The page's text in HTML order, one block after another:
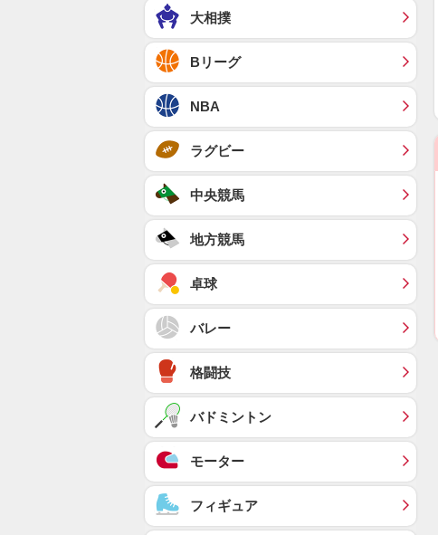
大相撲
Bリーグ
NBA
ラグビー
中央競馬
地方競馬
卓球
バレー
格闘技
バドミントン
モーター
フィギュア